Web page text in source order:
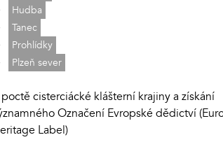
Hudba
Tanec
Prohlídky
Plzeň sever
poctě cisterciácké klášterní krajiny a získání
Označení Evropské dědictví
Label)